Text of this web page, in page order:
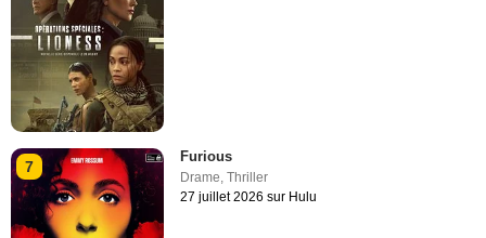
7
Furious
Drame ,Thriller
27 juillet 2026 sur Hulu